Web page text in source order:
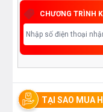
CHƯƠNG TRÌNH
TẠI SAO MUA